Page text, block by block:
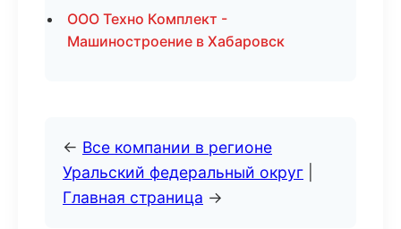
ООО Техно Комплект -
Машиностроение в Хабаровск
← Все компании в регионе
Уральский федеральный округ
Главная страница →